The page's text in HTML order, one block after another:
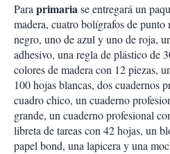
Paraprimariase entregará un
madera, cuatro bolígrafos de
negro, uno de azul y uno de roja,
adhesivo, una regla de plástico de
colores de madera con 12 piezas,
100 hojas blancas, dos cuadernos
cuadro chico, un cuaderno
grande, un cuaderno profesional
libreta de tareas con 42 hojas, un
papel bond, una lapicera y una